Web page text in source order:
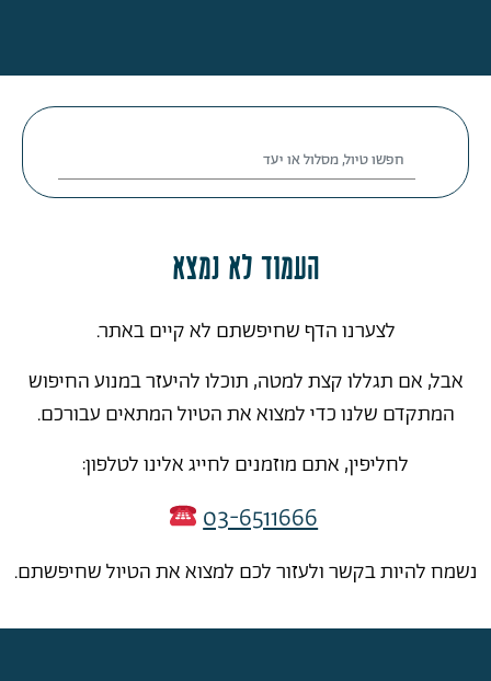
העמוד לא נמצא
לצערנו הדף שחיפשתם לא קיים באתר.
אבל, אם תגללו קצת למטה, תוכלו להיעזר במנוע החיפוש
המתקדם שלנו כדי למצוא את הטיול המתאים עבורכם.
לחליפין, אתם מוזמנים לחייג אלינו לטלפון:
03-6511666
נשמח להיות בקשר ולעזור לכם למצוא את הטיול שחיפשתם.